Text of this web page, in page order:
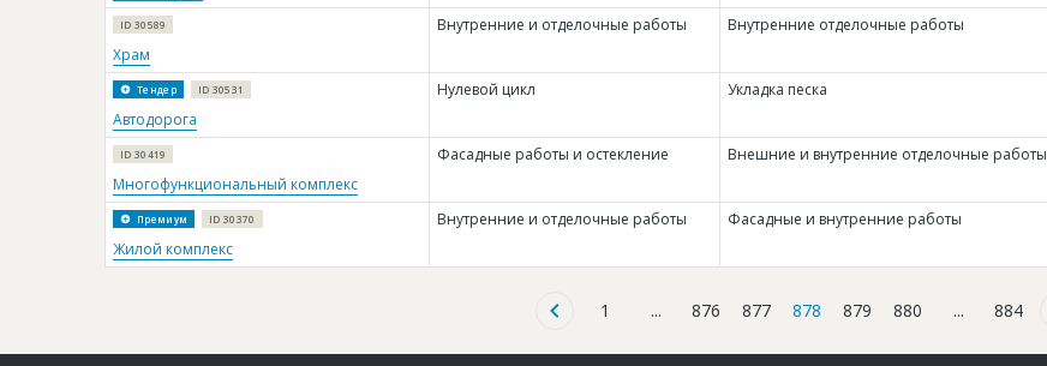
ID 30589
Храм
Внутренние и отделочные работы Внутренние отделочные работы
Тендер ID 30531
Автодорога
Нулевой цикл Укладка песка
ID 30419
Многофункциональный комплекс
Фасадные работы и остекление Внешние и внутренние отделочные работы
Премиум ID 30370
Жилой комплекс
Внутренние и отделочные работы Фасадные и внутренние работы
1 ... 876 877 878 879 880 ... 884